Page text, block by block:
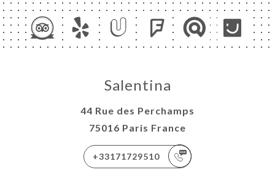
Salentina
44 Rue des Perchamps
75016 Paris France
+33171729510